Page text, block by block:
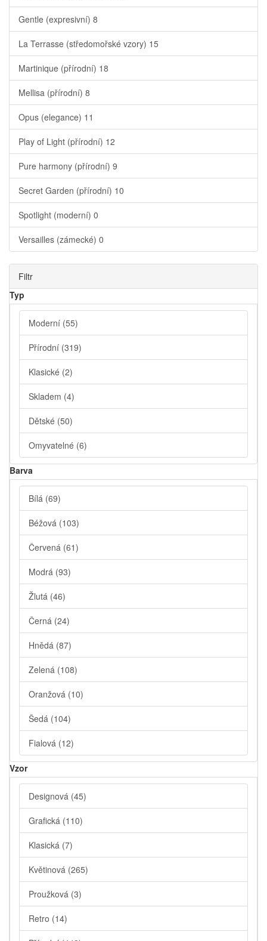
Gentle (expresivní) 8
La Terrasse (středomořské vzory) 15
Martinique (přírodní) 18
Mellisa (přírodní) 8
Opus (elegance) 11
Play of Light (přírodní) 12
Pure harmony (přírodní) 9
Secret Garden (přírodní) 10
Spotlight (moderní) 0
Versailles (zámecké) 0
Filtr
Typ
Moderní (55)
Přírodní (319)
Klasické (2)
Skladem (4)
Dětské (50)
Omyvatelné (6)
Barva
Bílá (69)
Béžová (103)
Červená (61)
Modrá (93)
Žlutá (46)
Černá (24)
Hnědá (87)
Zelená (108)
Oranžová (10)
Šedá (104)
Fialová (12)
Vzor
Designová (45)
Grafická (110)
Klasická (7)
Květinová (265)
Proužková (3)
Retro (14)